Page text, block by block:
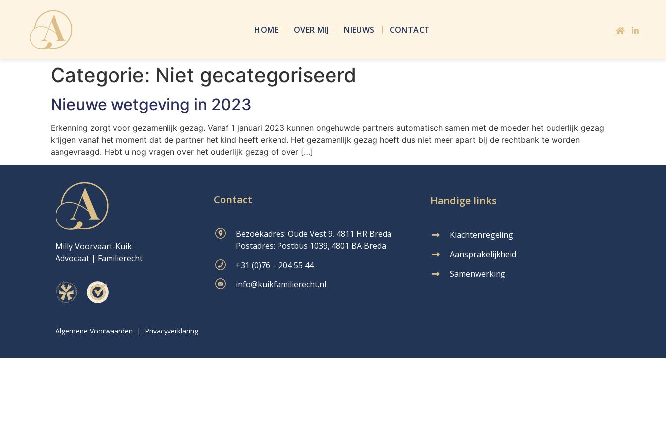
HOME OVER MIJ NIEUWS CONTACT
Categorie: Niet gecategoriseerd
Nieuwe wetgeving in 2023
Erkenning zorgt voor gezamenlijk gezag. Vanaf 1 januari 2023 kunnen ongehuwde partners automatisch samen met de moeder het ouderlijk gezag
krijgen vanaf het moment dat de partner het kind heeft erkend. Het gezamenlijk gezag hoeft dus niet meer apart bij de rechtbank te worden
aangevraagd. Hebt u nog vragen over het ouderlijk gezag of over […]
Milly Voorvaart-Kuik
Advocaat | Familierecht
Contact
Bezoekadres: Oude Vest 9, 4811 HR Breda
Postadres: Postbus 1039, 4801 BA Breda
+31 (0)76 – 204 55 44
info@kuikfamilierecht.nl
Handige links
Klachtenregeling
Aansprakelijkheid
Samenwerking
Algemene Voorwaarden | Privacyverklaring